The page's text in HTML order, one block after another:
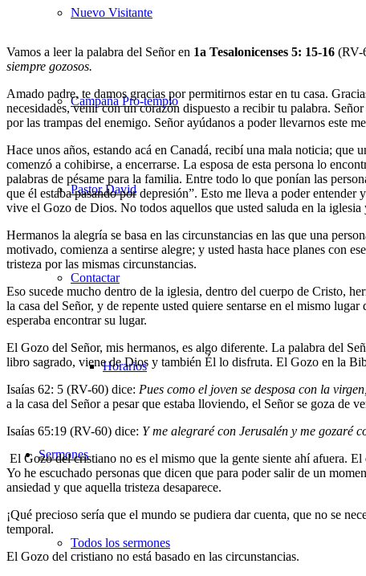
Nuevo Visitante
Campaña Pro-templo
Pastor David
Contactar
Horarios
Sermones
Todos los sermones
Vamos a leer la palabra del Señor en 1a Tesalonicenses 5: 15-16 (RV-
siempre gozosos.
Amado padre, te damos gracias por permitirnos estar en tu casa.
necesidades, venir con un corazón dispuesto a recibir tu palabra.
por las trampas del enemigo. Señor ayúdanos a poder llevarnos este
Hace unos años, estando acá en Canadá, recibí una mala noticia;
comenzó a cohibirse, a encerrarse. La esposa de esta persona lo
palabras de pésame para la familia. Entre todo lo que ponían las
que él estaba pasando por depresión”. Esto me lleva a poder
vive el Gozo de Dios. No todos aquellos que usted saluda en la
Hermanos la alegría se basa en las circunstancias en las que una
motivado, comienza a sentirse alegre; y usted hasta hace planes con
tristeza por las mismas circunstancias.
Eso sucede mucho dentro de la iglesia, dentro del cuerpo de Cristo,
la casa del Señor, y de repente usted quiere sentarse en el mismo
esperaba encontrar su lugar.
El Gozo del Señor, mis hermanos, es algo diferente. La palabra del
libro sagrado, viene de Dios y también Él lo disfruta. El Gozo en la
Isaías 62: 5 (RV-60) dice: Pues como el joven se desposa con la
a la casa del Señor a pesar que estaba lloviendo, el Señor se goza de
Isaías 65:19 (RV-60) dice: Y me alegraré con Jerusalén y me gozaré
El Gozo del cristiano no es el mismo que la gente siente ahí afuera.
Yo he escuchado personas que dicen que para poder salir de un
ansiedad y que aquella tristeza desaparece.
¡Qué precioso sería que el mundo se pudiera dar cuenta, que no se
temporal.
El Gozo del cristiano no está basado en las circunstancias.